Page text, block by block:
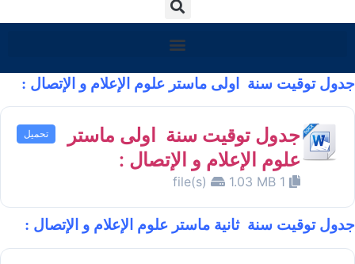
جدول توقيت سنة اولى ماستر علوم الإعلام و الإتصال :
جدول توقيت سنة اولى ماستر
علوم الإعلام و الإتصال :
1.03 MB
تحميل
جدول توقيت سنة ثانية ماستر علوم الإعلام و الإتصال :